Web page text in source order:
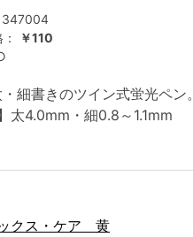
347004
￥110
細書きのツイン式蛍光ペン。
太4.0mm・細0.8～1.1mm
クス・ケア 黄